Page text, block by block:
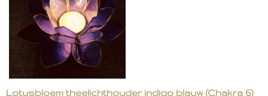
Lotusbloem theelichthouder indigo blauw (Chakra 6)